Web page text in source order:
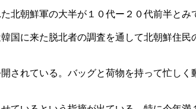
北朝鮮軍の大半が１０代ー２０代前半とみ
国に来た脱北者の調査を通して北朝鮮住民
されている。バッグと荷物を持って忙しく